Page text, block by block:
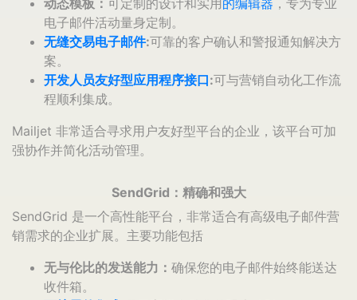
动态模板： 可定制的设计和实用的编辑器 ，专为专业
电子邮件活动量身定制。
无缝交易电子邮件:可靠的客户确认和警报通知解决方
案。
开发人员友好型应用程序接口:可与营销自动化工作流
程顺利集成。
Mailjet 非常适合寻求用户友好型平台的企业，该平台可加
强协作并简化活动管理。
SendGrid：精确和强大
SendGrid 是一个高性能平台，非常适合有高级电子邮件营
销需求的企业扩展。主要功能包括
无与伦比的发送能力： 确保您的电子邮件始终能送达
收件箱。